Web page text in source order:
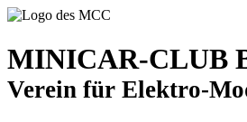
MINICAR-CLUB
Verein für Elektro-